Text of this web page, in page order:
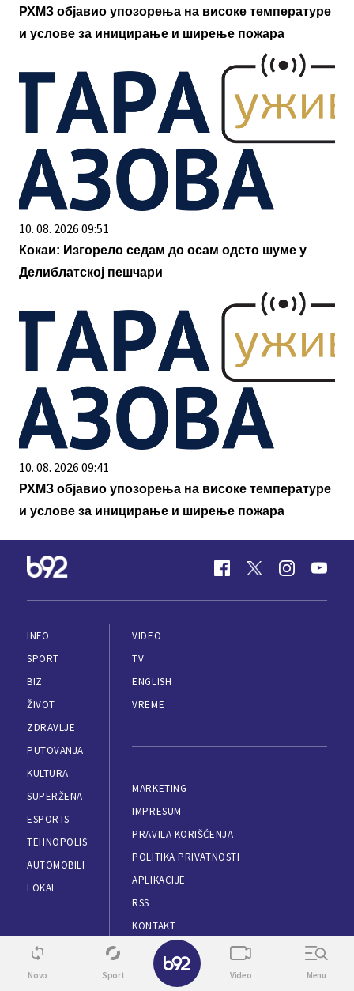
РХМЗ објавио упозорења на високе температуре
и услове за иницирање и ширење пожара
10. 08. 2026 09:51
Кокаи: Изгорело седам до осам одсто шуме у
Делиблатској пешчари
10. 08. 2026 09:41
РХМЗ објавио упозорења на високе температуре
и услове за иницирање и ширење пожара
INFO
SPORT
BIZ
ŽIVOT
ZDRAVLJE
PUTOVANJA
KULTURA
SUPERŽENA
ESPORTS
TEHNOPOLIS
AUTOMOBILI
LOKAL
VIDEO
TV
ENGLISH
VREME
MARKETING
IMPRESUM
PRAVILA KORIŠĆENJA
POLITIKA PRIVATNOSTI
APLIKACIJE
RSS
KONTAKT
SKINI APLIKACIJU
Novo Sport Video Menu
✕